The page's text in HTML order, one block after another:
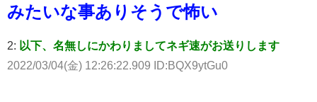
みたいな事ありそうで怖い
2: 以下、名無しにかわりましてネギ速がお送りします
2022/03/04(金) 12:26:22.909 ID:BQX9ytGu0